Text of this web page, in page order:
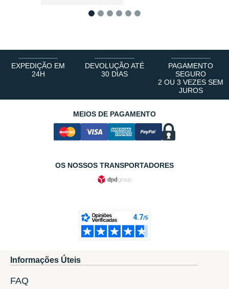
EXPEDIÇÃO EM
24H
DEVOLUÇÃO ATÉ
30 DIAS
PAGAMENTO
SEGURO
2 OU 3 VEZES SEM
JUROS
MEIOS DE PAGAMENTO
OS NOSSOS TRANSPORTADORES
Informações Úteis
FAQ